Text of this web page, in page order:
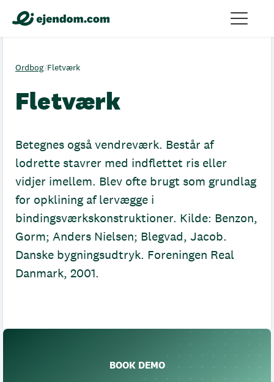
Ordbog/Fletværk
Fletværk
Betegnes også vendreværk. Består af
lodrette stavrer med indflettet ris eller
vidjer imellem. Blev ofte brugt som grundlag
for opklining af lervægge i
bindingsværkskonstruktioner. Kilde: Benzon,
Gorm; Anders Nielsen; Blegvad, Jacob.
Danske bygningsudtryk. Foreningen Real
Danmark, 2001.
BOOK DEMO